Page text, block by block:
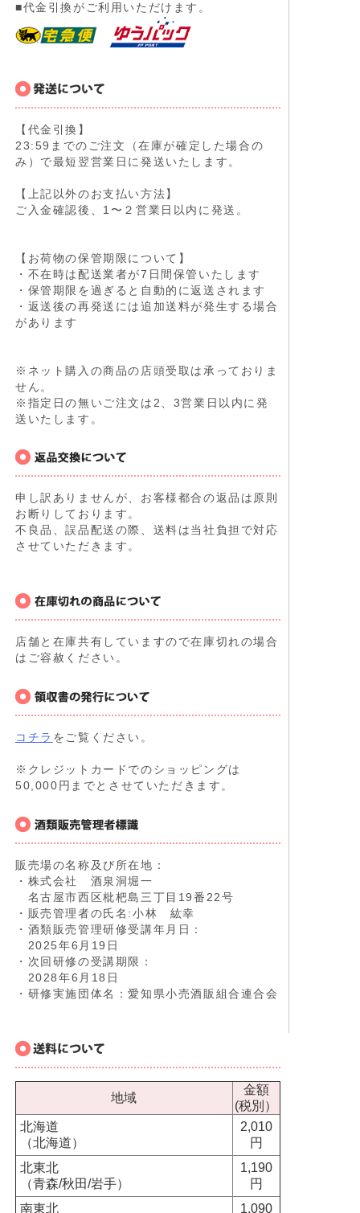
■代金引換がご利用いただけます。
【代金引換】
23:59までのご注文（在庫が確定した場合の
み）で最短翌営業日に発送いたします。
【上記以外のお支払い方法】
ご入金確認後、1〜２営業日以内に発送。
【お荷物の保管期限について】
・不在時は配送業者が7日間保管いたします
・保管期限を過ぎると自動的に返送されます
・返送後の再発送には追加送料が発生する場合
があります
※ネット購入の商品の店頭受取は承っておりま
せん。
※指定日の無いご注文は2、3営業日以内に発
送いたします。
申し訳ありませんが、お客様都合の返品は原則
お断りしております。
不良品、誤品配送の際、送料は当社負担で対応
させていただきます。
店舗と在庫共有していますので在庫切れの場合
はご容赦ください。
コチラ をご覧ください。
※クレジットカードでのショッピングは
50,000円までとさせていただきます。
販売場の名称及び所在地：
・株式会社 酒泉洞堀一
名古屋市西区枇杷島三丁目19番22号
・販売管理者の氏名:小林 紘幸
・酒類販売管理研修受講年月日：
2025年6月19日
・次回研修の受講期限：
2028年6月18日
・研修実施団体名：愛知県小売酒販組合連合会
地域
金額
(税別）
北海道
（北海道）
2,010
円
北東北
（青森/秋田/岩手）
1,190
円
南東北
1,090